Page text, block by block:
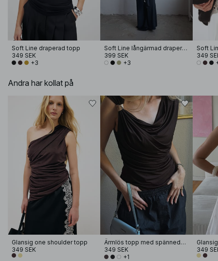
Soft Line draperad topp
349 SEK
+3
Soft Line långärmad draperad topp
399 SEK
+3
Soft
349
Andra har kollat på
Glansig one shoulder topp
349 SEK
Ärmlös topp med spännedetalj
349 SEK
+1
349